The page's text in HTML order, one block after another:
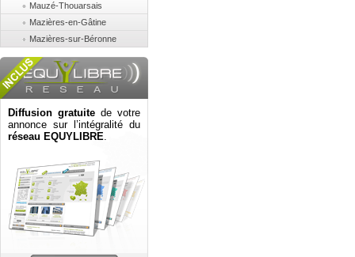
Mauzé-Thouarsais
Mazières-en-Gâtine
Mazières-sur-Béronne
Diffusion gratuite de votre
annonce sur l’intégralité du
réseau EQUYLIBRE.